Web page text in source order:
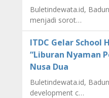
Buletindewata.id,
menjadi sorot…
ITDC Gelar School
“Liburan Nyaman
Nusa Dua
Buletindewata.id,
development c…